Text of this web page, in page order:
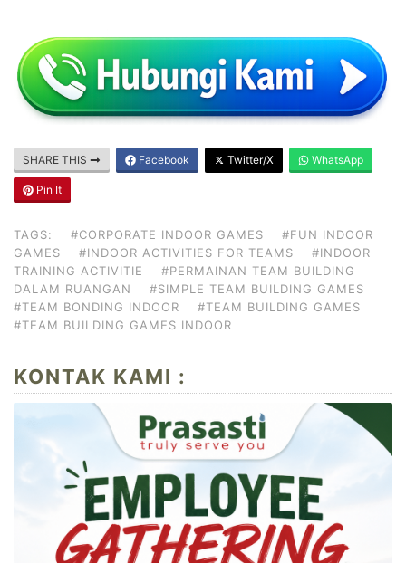
SHARE THIS Facebook Twitter/X WhatsApp
Pin It
TAGS: #CORPORATE INDOOR GAMES
#FUN INDOOR
GAMES
#INDOOR ACTIVITIES FOR TEAMS
#INDOOR
TRAINING ACTIVITIE
#PERMAINAN TEAM BUILDING
DALAM RUANGAN
#SIMPLE TEAM BUILDING GAMES
#TEAM BONDING INDOOR
#TEAM BUILDING GAMES
#TEAM BUILDING GAMES INDOOR
KONTAK KAMI :